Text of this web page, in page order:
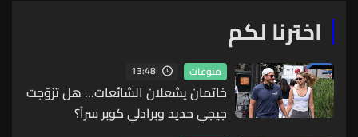
اخترنا لكم
منوعات 13:48
خاتمان يشعلان الشائعات... هل تزوّجت
جيجي حديد وبرادلي كوبر سراً؟